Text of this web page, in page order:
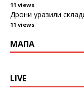
11 views
Дрони уразили
11 views
МАПА
LIVE